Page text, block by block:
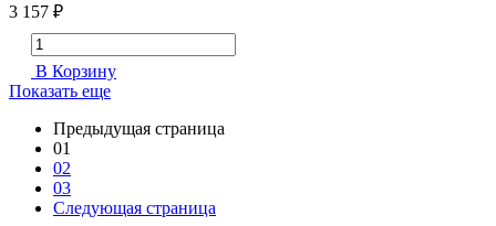
3 157 ₽
В Корзину
Показать еще
Предыдущая страница
01
02
03
Следующая страница